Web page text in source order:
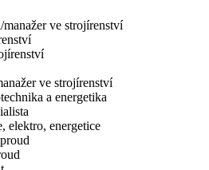
ve strojírenství
ve strojírenství
a energetika
elektro, energetice